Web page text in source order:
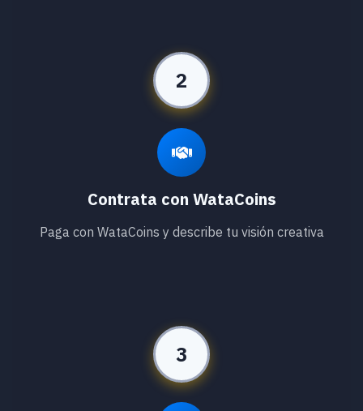
2
Contrata con WataCoins
Paga con WataCoins y describe tu visión creativa
3